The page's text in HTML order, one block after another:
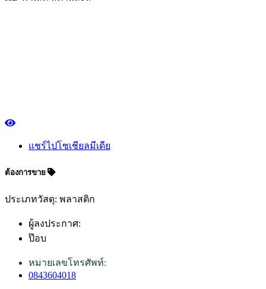
แชร์ไปโซเชียลมีเดีย
ต้องการขาย
ประเภทวัสดุ: พลาสติก
ผู้ลงประกาศ:
ป๊อบ
หมายเลขโทรศัพท์:
0843604018